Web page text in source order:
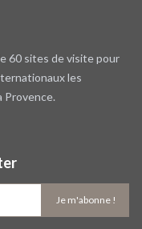
60 sites de visite pour
les
Provence.